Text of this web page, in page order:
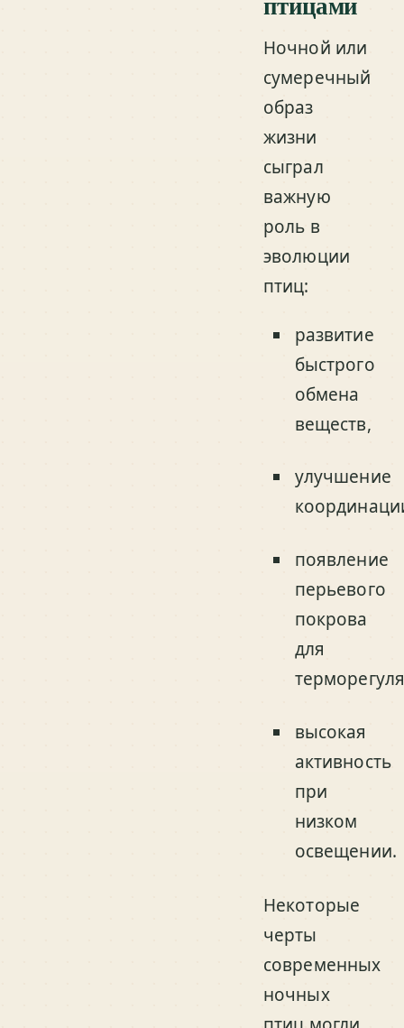
Ночной или
сумеречный
образ
жизни
сыграл
важную
роль в
эволюции
птиц:
развитие
быстрого
обмена
веществ,
улучшение
появление
перьевого
покрова
для
высокая
активность
при
низком
освещении.
Некоторые
черты
современных
ночных